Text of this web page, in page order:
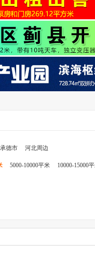
承德市 河北周边
5000-10000平米 10000-15000